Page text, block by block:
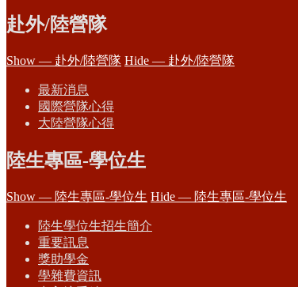
赴外/陸營隊
Show — 赴外/陸營隊 Hide — 赴外/陸營隊
最新消息
國際營隊心得
大陸營隊心得
陸生專區-學位生
Show — 陸生專區-學位生 Hide — 陸生專區-學位生
陸生學位生招生簡介
重要訊息
獎助學金
學雜費資訊